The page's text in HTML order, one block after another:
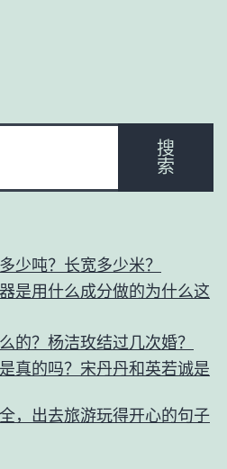
搜
索
少吨？长宽多少米？
是用什么成分做的为什么这
的？杨洁玫结过几次婚？
真的吗？宋丹丹和英若诚是
，出去旅游玩得开心的句子